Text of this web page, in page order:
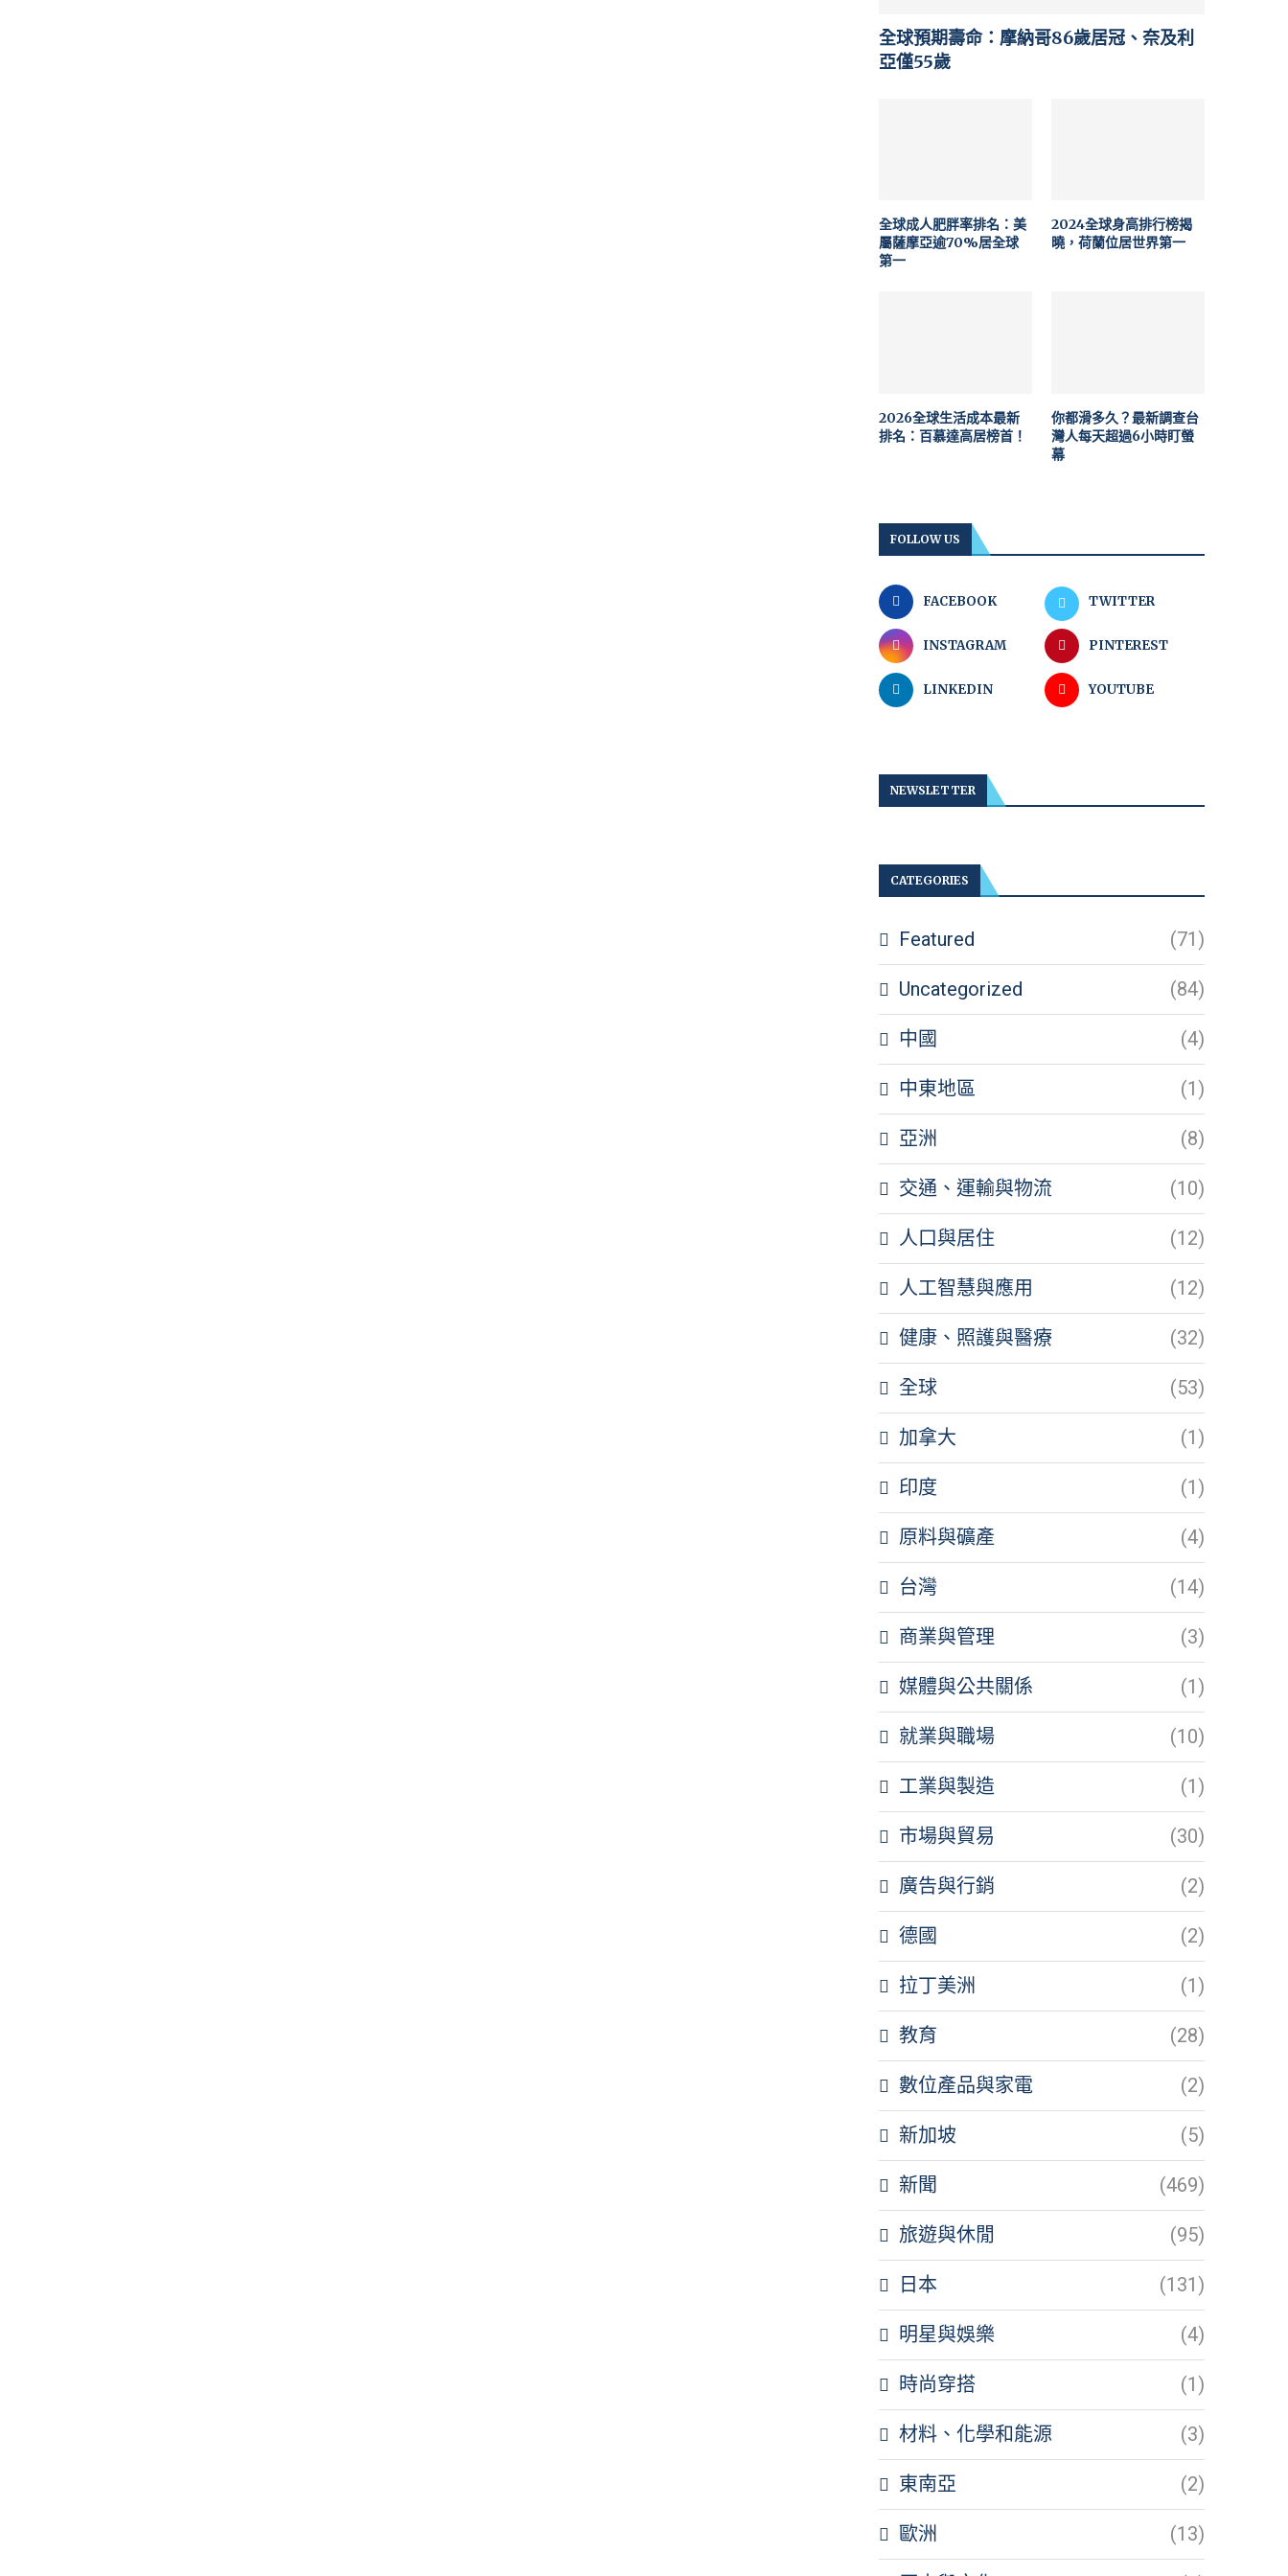
全球預期壽命：摩納哥86歲居冠、奈及利
亞僅55歲
全球成人肥胖率排名：美
屬薩摩亞逾70%居全球
第一
2024全球身高排行榜揭
曉，荷蘭位居世界第一
2026全球生活成本最新
排名：百慕達高居榜首！
你都滑多久？最新調查台
灣人每天超過6小時盯螢
幕
FOLLOW US
FACEBOOK TWITTER
INSTAGRAM PINTEREST
LINKEDIN YOUTUBE
NEWSLETTER
CATEGORIES
Featured (71)
Uncategorized (84)
中國 (4)
中東地區 (1)
亞洲 (8)
交通、運輸與物流 (10)
人口與居住 (12)
人工智慧與應用 (12)
健康、照護與醫療 (32)
全球 (53)
加拿大 (1)
印度 (1)
原料與礦產 (4)
台灣 (14)
商業與管理 (3)
媒體與公共關係 (1)
就業與職場 (10)
工業與製造 (1)
市場與貿易 (30)
廣告與行銷 (2)
德國 (2)
拉丁美洲 (1)
教育 (28)
數位產品與家電 (2)
新加坡 (5)
新聞 (469)
旅遊與休閒 (95)
日本 (131)
明星與娛樂 (4)
時尚穿搭 (1)
材料、化學和能源 (3)
東南亞 (2)
歐洲 (13)